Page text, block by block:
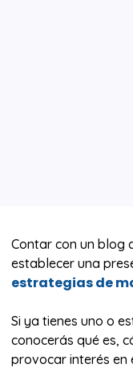
Contar con un blog
establecer una
estrategias de
Si ya tienes uno o
conocerás qué es,
provocar interés en